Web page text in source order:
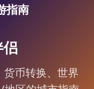
指南
币转换、世界